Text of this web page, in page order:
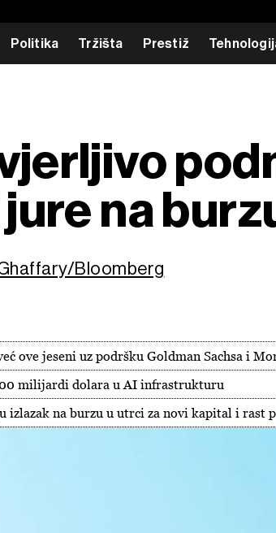
Politika Tržišta Prestiž
na
Bloomberg
ove jeseni uz podršku Goldman Sachsa i
milijardi dolara u AI infrastrukturu
izlazak na burzu u utrci za novi kapital i rast